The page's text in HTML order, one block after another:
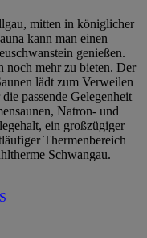
mitten in königlicher
kann man einen
genießen.
noch mehr zu bieten. Der
lädt zum Verweilen
passende Gelegenheit
Natron- und
ein großzügiger
Thermenbereich
Schwangau.